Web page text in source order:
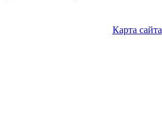
Карта сайта